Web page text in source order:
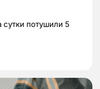
сутки потушили 5